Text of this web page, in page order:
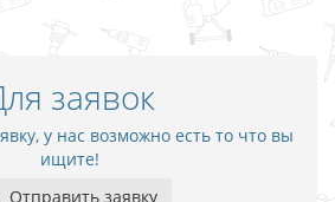
заявок
у нас возможно есть то что вы
ищите!
Отправить заявку